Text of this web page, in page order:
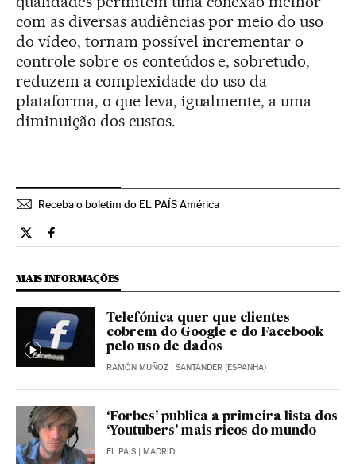
com as diversas audiências por meio do uso
do vídeo, tornam possível incrementar o
controle sobre os conteúdos e, sobretudo,
reduzem a complexidade do uso da
plataforma, o que leva, igualmente, a uma
diminuição dos custos.
Receba o boletim do EL PAÍS América
Tecnologia El País Brasil en Twitter
Tecnologia El País Brasil en Facebook
MAIS INFORMAÇÕES
Telefónica quer que clientes
cobrem do Google e do Facebook
pelo uso de dados
RAMÓN MUÑOZ | SANTANDER (ESPANHA)
‘Forbes’ publica a primeira lista dos
‘Youtubers’ mais ricos do mundo
EL PAÍS | MADRID